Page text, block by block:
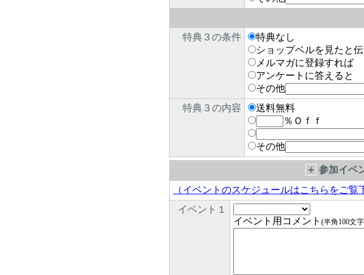
特典３の条件
特典なし
ショップベルを見たと
メルマガに登録すれば
アンケートに答えると
その他
特典３の内容
送料無料
％Ｏｆｆ
その他
＋ 参加イベ
（イベントのスケジュールはこちらをご覧
イベント１
イベント用コメント (半角100文